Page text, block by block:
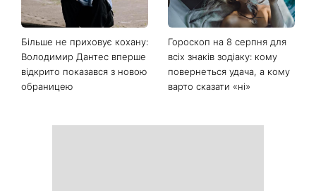
Останні новини